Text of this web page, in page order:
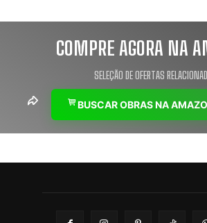
COMPRE AGORA NA
SELEÇÃO DE OFERTAS
BUSCAR OBRAS NA